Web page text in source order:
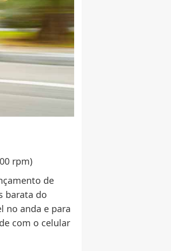
rpm)
de
barata do
no anda e para
com o celular